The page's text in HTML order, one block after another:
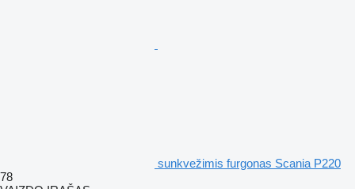
sunkvežimis furgonas Scania P220
78